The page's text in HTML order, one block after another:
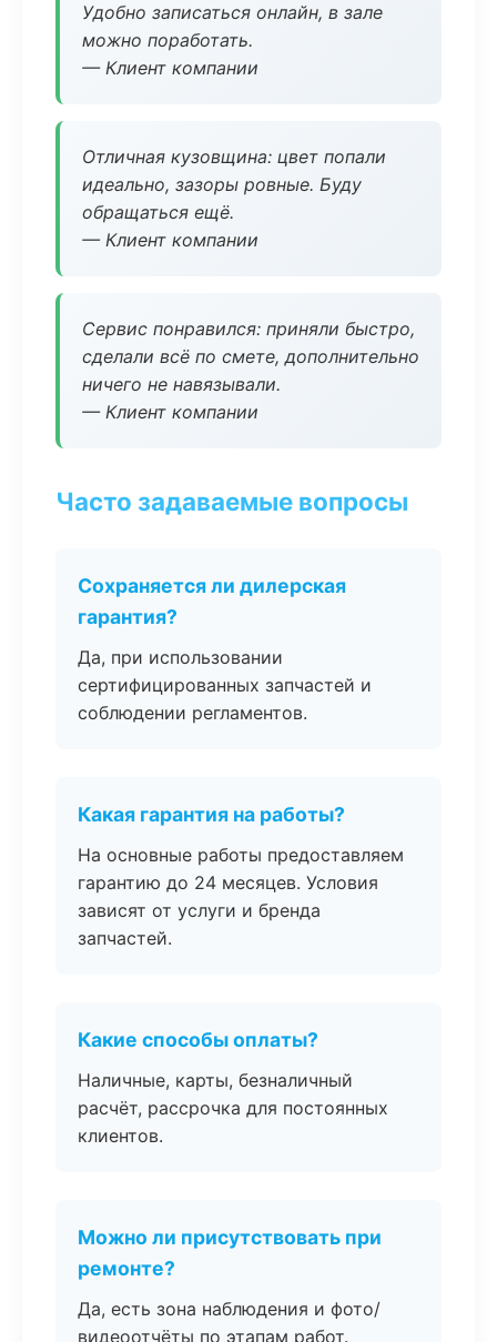
Удобно записаться онлайн, в зале
можно поработать.
— Клиент компании
Отличная кузовщина: цвет попали
идеально, зазоры ровные. Буду
обращаться ещё.
— Клиент компании
Сервис понравился: приняли быстро,
сделали всё по смете, дополнительно
ничего не навязывали.
— Клиент компании
Часто задаваемые вопросы
Сохраняется ли дилерская
гарантия?
Да, при использовании
сертифицированных запчастей и
соблюдении регламентов.
Какая гарантия на работы?
На основные работы предоставляем
гарантию до 24 месяцев. Условия
зависят от услуги и бренда
запчастей.
Какие способы оплаты?
Наличные, карты, безналичный
расчёт, рассрочка для постоянных
клиентов.
Можно ли присутствовать при
ремонте?
Да, есть зона наблюдения и фото/
видеоотчёты по этапам работ.